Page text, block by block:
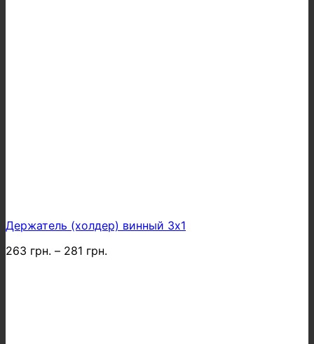
Держатель (холдер) винный 3х1
263 грн. – 281 грн.